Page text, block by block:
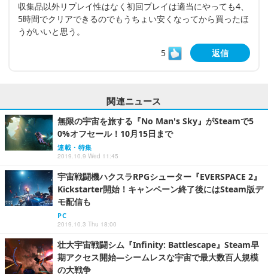
収集品以外リプレイ性はなく初回プレイは適当にやっても4、
5時間でクリアできるのでもうちょい安くなってから買ったほ
うがいいと思う。
5
返信
関連ニュース
無限の宇宙を旅する『No Man's Sky』がSteamで5
0%オフセール！10月15日まで
連載・特集
2019.10.9 Wed 11:45
宇宙戦闘機ハクスラRPGシューター『EVERSPACE 2』
Kickstarter開始！キャンペーン終了後にはSteam版デ
モ配信も
PC
2019.10.3 Thu 18:00
壮大宇宙戦闘シム『Infinity: Battlescape』Steam早
期アクセス開始―シームレスな宇宙で最大数百人規模
の大戦争